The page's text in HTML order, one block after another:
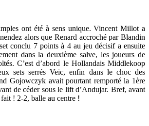
ont été à sens unique. Vincent Millot a
alors que Renard accroché par Blandin
conclu 7 points à 4 au jeu décisif a ensuite
dans la deuxième salve, les joueurs de
C’est d’abord le Hollandais Middlekoop
sets serrés Veic, enfin dans le choc des
Gojowczyk avait pourtant remporté la 1ère
de céder sous le lift d’Andujar. Bref, avant
! 2-2, balle au centre !